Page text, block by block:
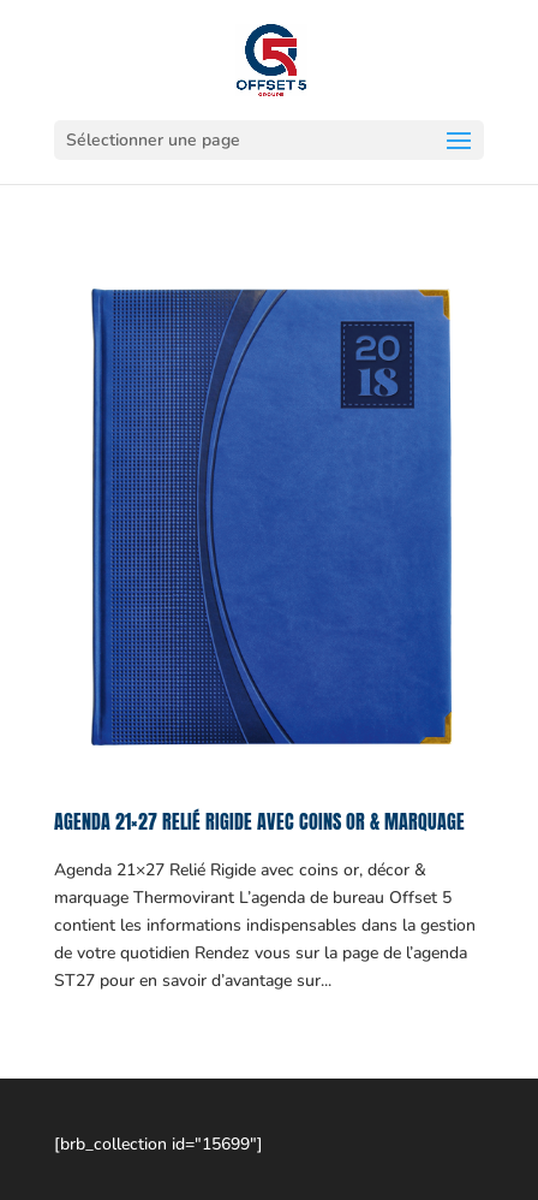
Sélectionner une page
AGENDA 21×27 RELIÉ RIGIDE AVEC COINS OR & MARQUAGE
Agenda 21×27 Relié Rigide avec coins or, décor &
marquage Thermovirant L’agenda de bureau Offset 5
contient les informations indispensables dans la gestion
de votre quotidien Rendez vous sur la page de l’agenda
ST27 pour en savoir d’avantage sur...
[brb_collection id="15699"]